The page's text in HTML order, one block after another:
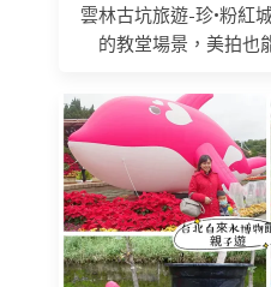
雲林古坑旅遊-珍•粉紅
的教堂場景，美拍也